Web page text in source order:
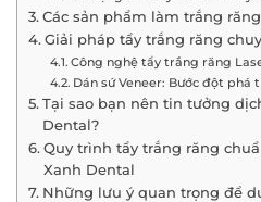
Các sản phẩm làm trắng
Giải pháp tẩy trắng răng
Công nghệ tẩy trắng răng
Dán sứ Veneer: Bước đột
Tại sao bạn nên tin tưởng
Dental?
Quy trình tẩy trắng răng
Xanh Dental
Những lưu ý quan trọng để